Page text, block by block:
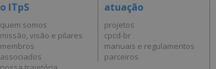
o ITpS
quem somos
missão, visão e pilares
membros
associados
atuação
projetos
cpcd-br
manuais e regulamentos
parceiros